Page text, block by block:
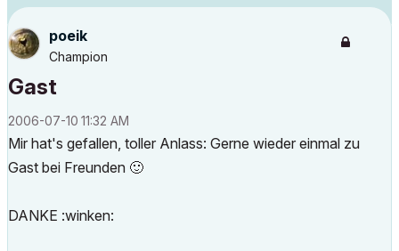
poeik
Champion
Gast
‎2006-07-10 11:32 AM
Mir hat's gefallen, toller Anlass: Gerne wieder einmal zu
Gast bei Freunden 🙂
DANKE :winken: